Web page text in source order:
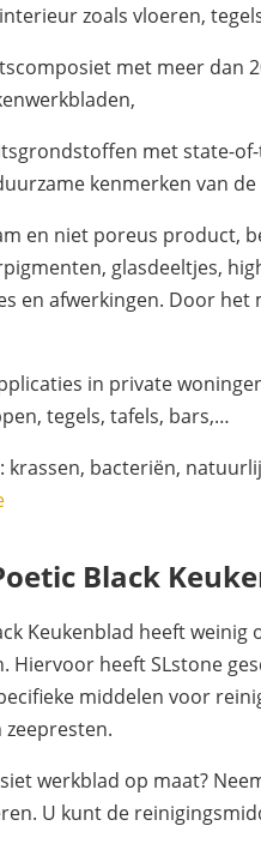
zoals vloeren,
met meer
met state-
kenmerken van
en niet poreus product,
glasdeeltjes,
en afwerkingen. Door
in private
tegels, tafels, bars,…
bacteriën,
Black
Keukenblad heeft
heeft SLstone
middelen voor
werkblad op maat?
U kunt de